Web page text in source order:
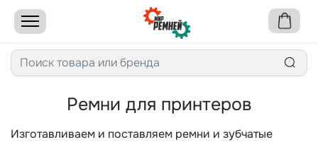
Ремни для принтеров
Изготавливаем и поставляем ремни и зубчатые